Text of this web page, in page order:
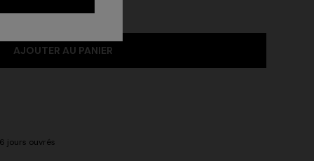
AJOUTER AU PANIER
jours ouvrés